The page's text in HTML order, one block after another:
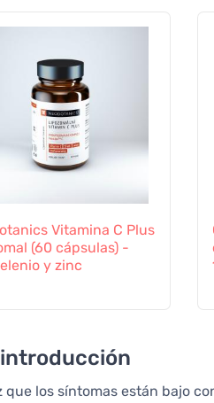
Vitamina C Plus
(60 cápsulas) -
y zinc
que los síntomas están bajo